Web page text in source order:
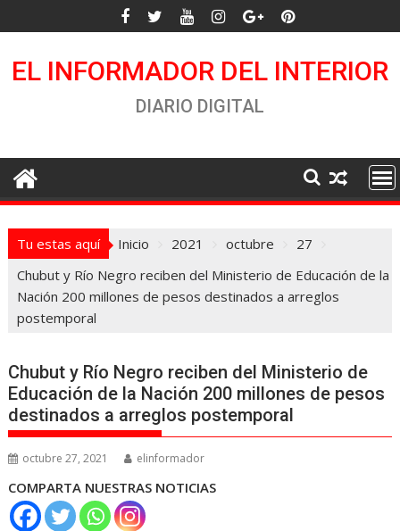
al
EL INFORMADOR DEL INTERIOR
DIARIO DIGITAL
Tu estas aquí Inicio 2021 octubre
27
Chubut y Río Negro reciben del Ministerio de Educación de la
Nación 200 millones de pesos destinados a arreglos
postemporal
Chubut y Río Negro reciben del Ministerio de
Educación de la Nación 200 millones de pesos
destinados a arreglos postemporal
octubre 27, 2021 elinformador
COMPARTA NUESTRAS NOTICIAS